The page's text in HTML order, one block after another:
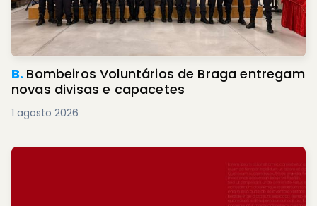
B. Bombeiros Voluntários de Braga entregam
novas divisas e capacetes
1 agosto 2026